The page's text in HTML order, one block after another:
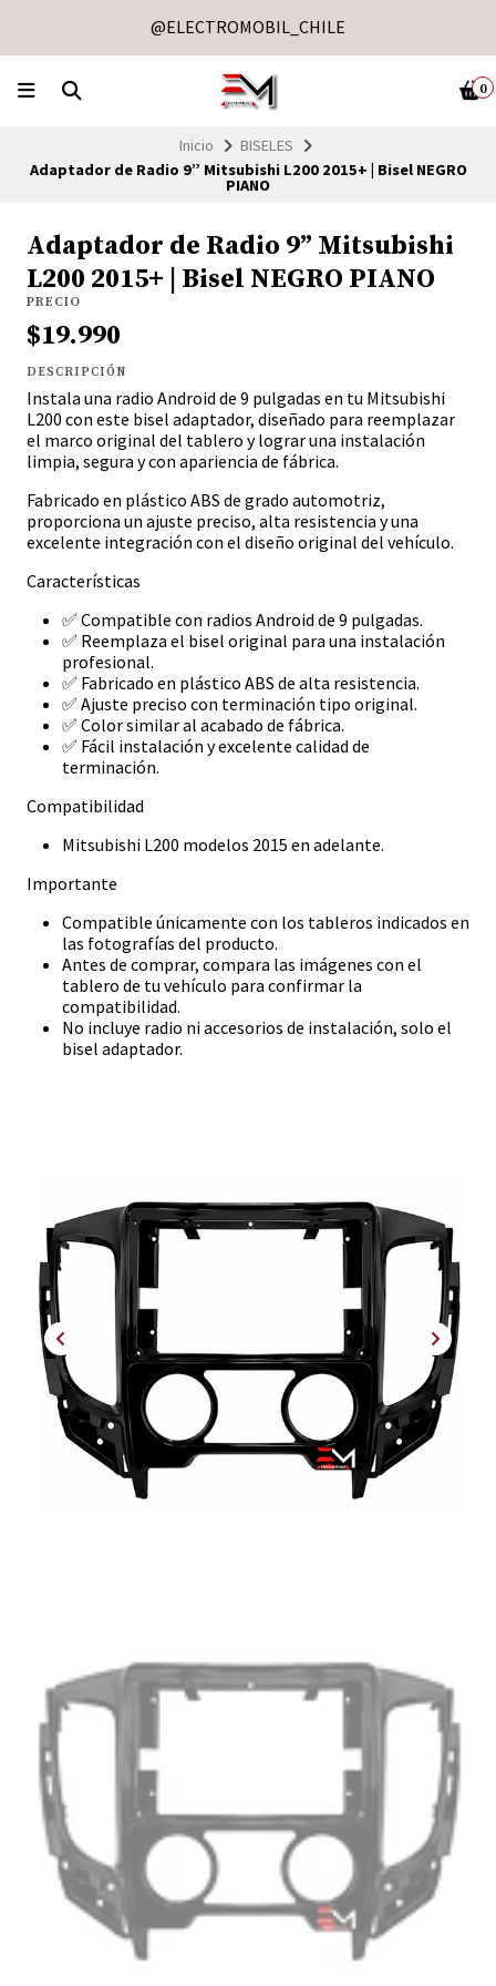
@ELECTROMOBIL_CHILE
0
Inicio
BISELES
Adaptador de Radio 9” Mitsubishi L200 2015+ | Bisel NEGRO
PIANO
Adaptador de Radio 9” Mitsubishi
L200 2015+ | Bisel NEGRO PIANO
PRECIO
$19.990
DESCRIPCIÓN
Instala una radio Android de 9 pulgadas en tu Mitsubishi
L200 con este bisel adaptador, diseñado para reemplazar
el marco original del tablero y lograr una instalación
limpia, segura y con apariencia de fábrica.
Fabricado en plástico ABS de grado automotriz,
proporciona un ajuste preciso, alta resistencia y una
excelente integración con el diseño original del vehículo.
Características
✅ Compatible con radios Android de 9 pulgadas.
✅ Reemplaza el bisel original para una instalación
profesional.
✅ Fabricado en plástico ABS de alta resistencia.
✅ Ajuste preciso con terminación tipo original.
✅ Color similar al acabado de fábrica.
✅ Fácil instalación y excelente calidad de
terminación.
Compatibilidad
Mitsubishi L200 modelos 2015 en adelante.
Importante
Compatible únicamente con los tableros indicados en
las fotografías del producto.
Antes de comprar, compara las imágenes con el
tablero de tu vehículo para confirmar la
compatibilidad.
No incluye radio ni accesorios de instalación, solo el
bisel adaptador.